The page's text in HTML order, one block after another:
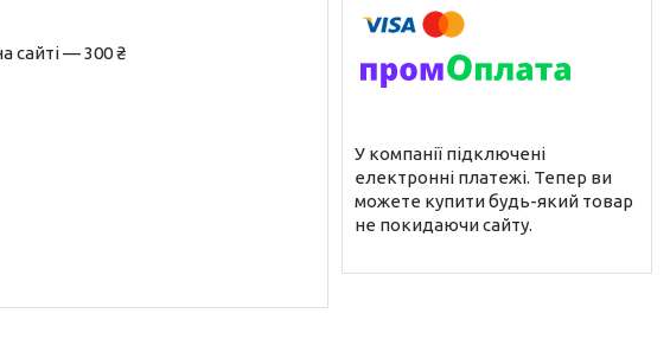
сайті — 300 ₴
У компанії підключені
електронні платежі. Тепер ви
можете купити будь-який товар
не покидаючи сайту.